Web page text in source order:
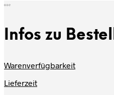
Infos zu
Warenverfügbarkeit
Lieferzeit